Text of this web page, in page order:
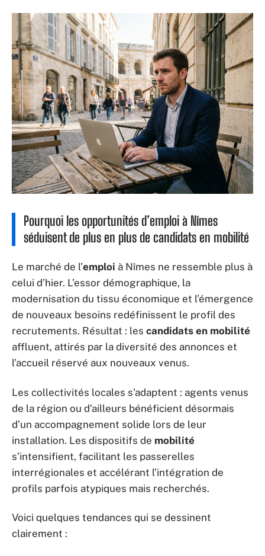
Pourquoi les opportunités d’emploi à Nîmes
séduisent de plus en plus de candidats en mobilité
Le marché de l’emploi à Nîmes ne ressemble plus à
celui d’hier. L’essor démographique, la
modernisation du tissu économique et l’émergence
de nouveaux besoins redéfinissent le profil des
recrutements. Résultat : les candidats en mobilité
affluent, attirés par la diversité des annonces et
l’accueil réservé aux nouveaux venus.
Les collectivités locales s’adaptent : agents venus
de la région ou d’ailleurs bénéficient désormais
d’un accompagnement solide lors de leur
installation. Les dispositifs de mobilité
s’intensifient, facilitant les passerelles
interrégionales et accélérant l’intégration de
profils parfois atypiques mais recherchés.
Voici quelques tendances qui se dessinent
clairement :